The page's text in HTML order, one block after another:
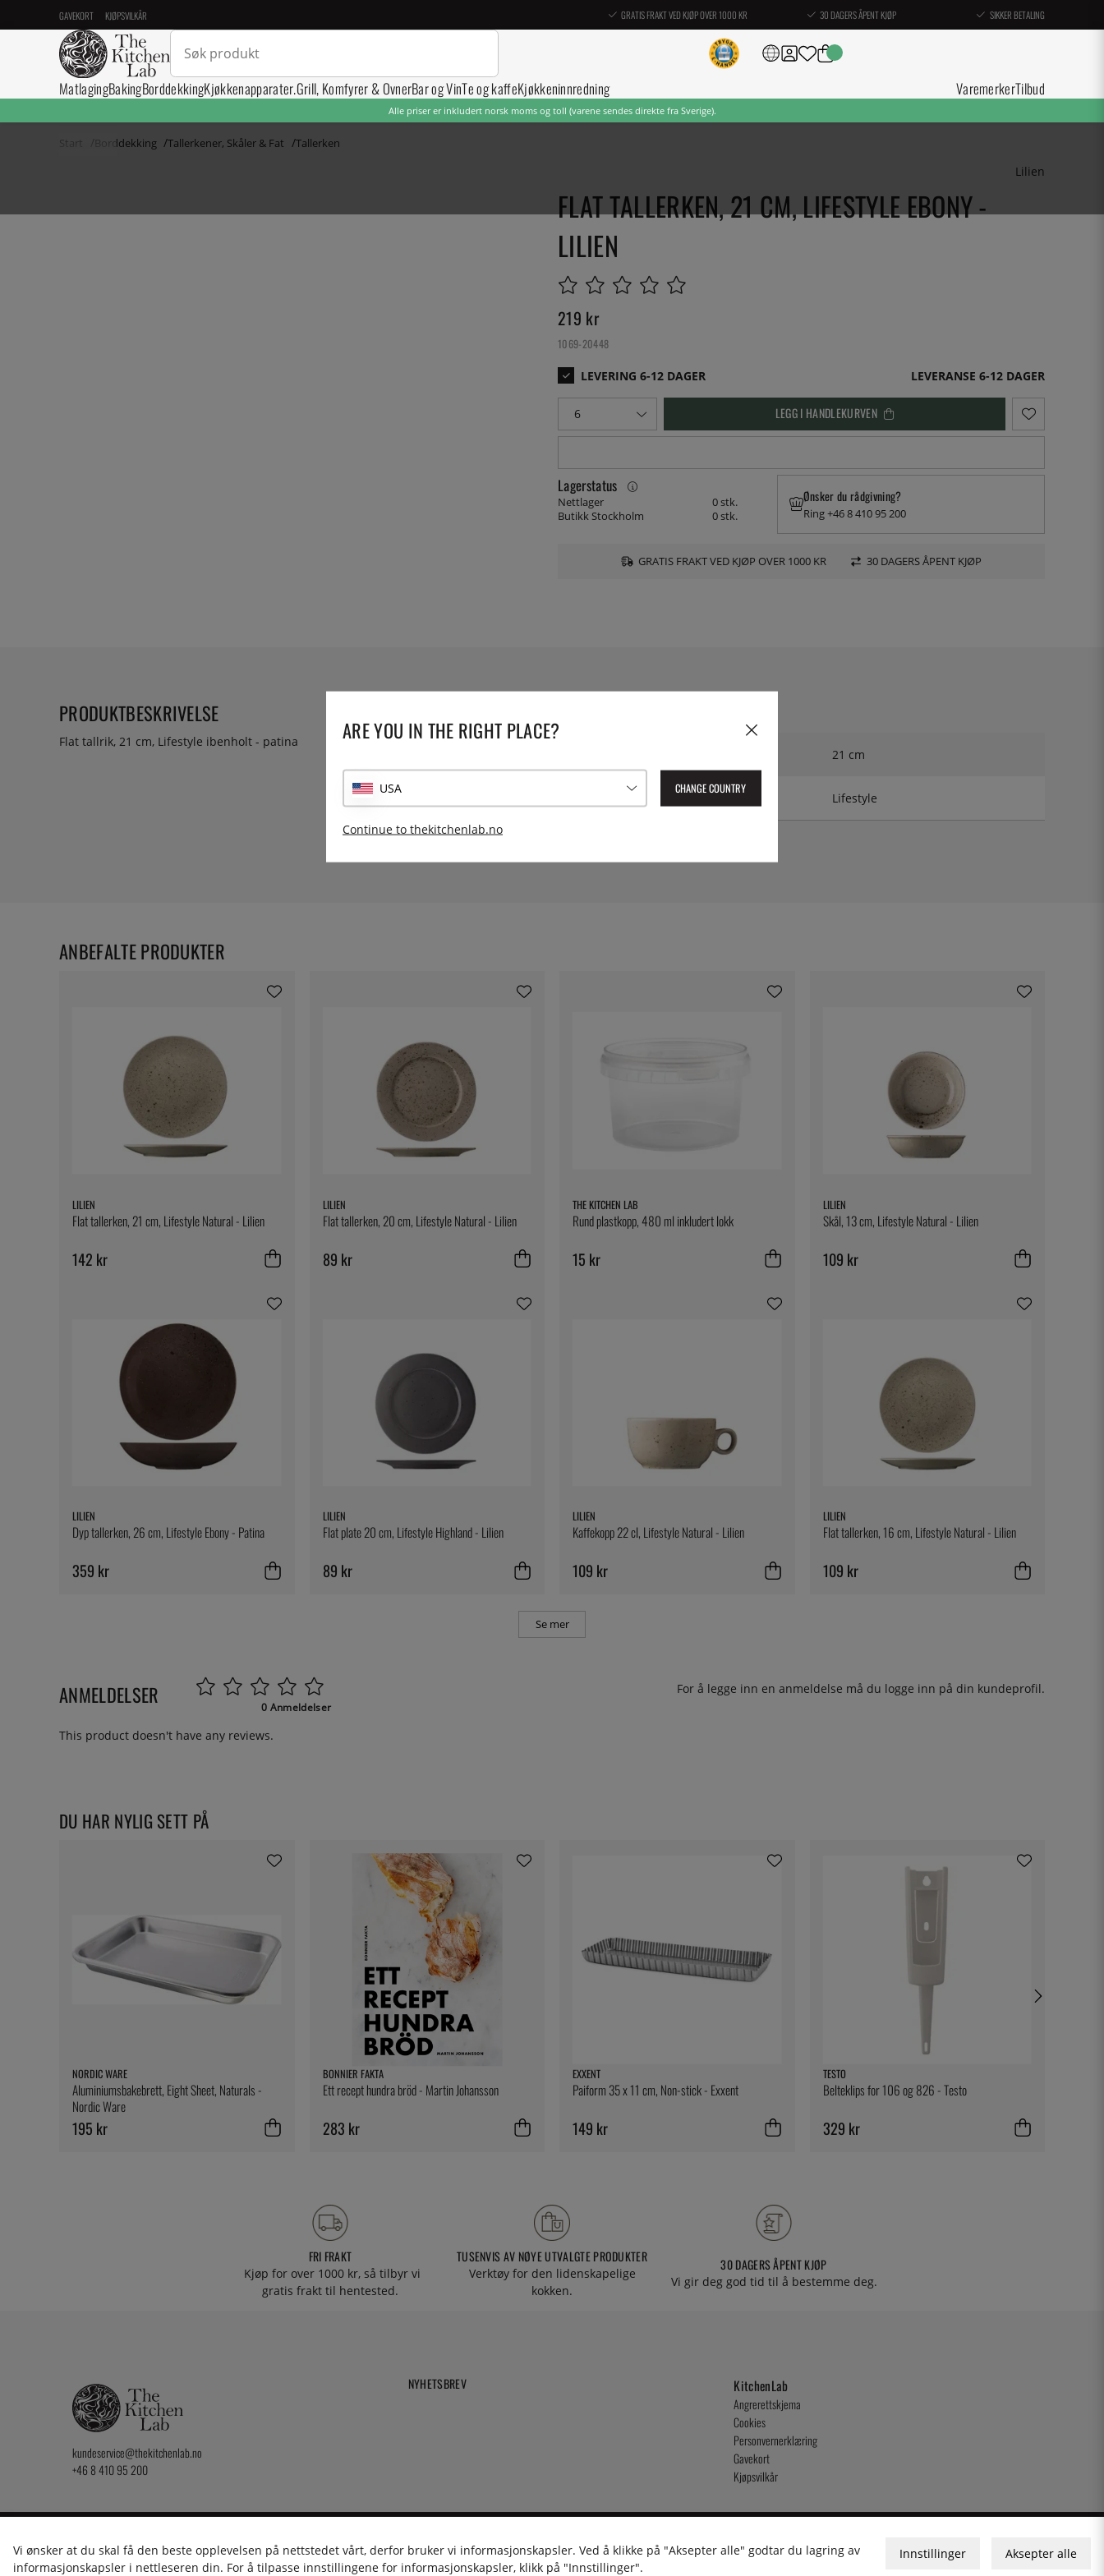
GAVEKORT KJØPSVILKÅR GRATIS FRAKT VED KJØP OVER 1000 KR 30 DAGERS ÅPENT KJØP SIKKER BETALING
MatlagingBakingBorddekkingKjøkkenapparater.Grill, Komfyrer & OvnerBar og VinTe og kaffeKjøkkeninnredning VaremerkerTilbud
Alle priser er inkludert norsk moms og toll (varene sendes direkte fra Sverige).
Start Borddekking Tallerkener, Skåler & Fat Tallerken
Lilien
FLAT TALLERKEN, 21 CM, LIFESTYLE EBONY -
LILIEN
219 kr
1069-20448
LEVERANSE 6-12 DAGER
LEGG I HANDLEKURVEN
Lagerstatus
Nettlager
0 stk.
Butikk Stockholm
0 stk.
Ønsker du rådgivning?
Ring +46 8 410 95 200
GRATIS FRAKT VED KJØP OVER 1000 KR 30 DAGERS ÅPENT KJØP
PRODUKTBESKRIVELSE
Flat tallrik, 21 cm, Lifestyle ibenholt - patina
21 cm
Lifestyle
LILIEN
Flat tallerken, 21 cm, Lifestyle Natural - Lilien
142 kr
LILIEN
Flat tallerken, 20 cm, Lifestyle Natural - Lilien
89 kr
THE KITCHEN LAB
Rund plastkopp, 480 ml inkludert lokk
15 kr
LILIEN
Skål, 13 cm, Lifestyle Natural - Lilien
109 kr
LILIEN
Dyp tallerken, 26 cm, Lifestyle Ebony - Patina
359 kr
LILIEN
Flat plate 20 cm, Lifestyle Highland - Lilien
89 kr
LILIEN
Kaffekopp 22 cl, Lifestyle Natural - Lilien
109 kr
LILIEN
Flat tallerken, 16 cm, Lifestyle Natural - Lilien
109 kr
Se mer
ANBEFALTE PRODUKTER
ANMELDELSER 0 Anmeldelser
For å legge inn en anmeldelse må du logge inn på din kundeprofil.
This product doesn't have any reviews.
DU HAR NYLIG SETT PÅ
NORDIC WARE
Aluminiumsbakebrett, Eight Sheet, Naturals -
Nordic Ware
195 kr
BONNIER FAKTA
Ett recept hundra bröd - Martin Johansson
283 kr
EXXENT
Paiform 35 x 11 cm, Non-stick - Exxent
149 kr
TESTO
Belteklips for 106 og 826 - Testo
329 kr
FRI FRAKT
Kjøp for over 1000 kr, så tilbyr vi
gratis frakt til hentested.
TUSENVIS AV NØYE UTVALGTE PRODUKTER
Verktøy for den lidenskapelige
kokken.
30 DAGERS ÅPENT KJØP
Vi gir deg god tid til å bestemme deg.
kundeservice@thekitchenlab.no
+46 8 410 95 200
NYHETSBREV KitchenLab
Angrerettskjema
Cookies
Personvernerklæring
Gavekort
Kjøpsvilkår
2026 KitchenLab AB
Vi ønsker at du skal få den beste opplevelsen på nettstedet vårt, derfor bruker vi informasjonskapsler. Ved å klikke på "Aksepter alle" godtar du lagring av
informasjonskapsler i nettleseren din. For å tilpasse innstillingene for informasjonskapsler, klikk på "Innstillinger".
Innstillinger Aksepter alle
ARE YOU IN THE RIGHT PLACE?
USA CHANGE COUNTRY
Continue to thekitchenlab.no